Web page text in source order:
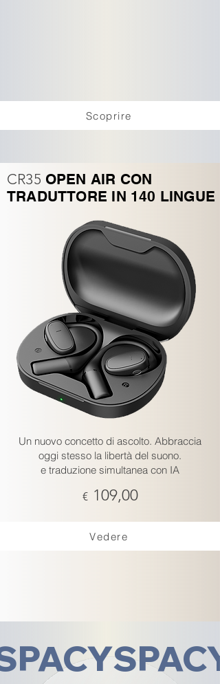
Scoprire
CR35 OPEN AIR CON
TRADUTTORE IN 140 LINGUE
Un nuovo concetto di ascolto. Abbraccia
oggi stesso la libertà del suono.
e traduzione simultanea con IA
€ 109,00
Vedere